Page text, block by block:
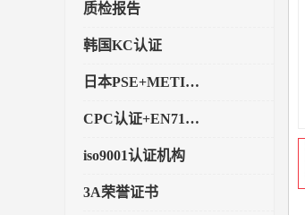
质检报告
韩国KC认证
日本PSE+METI备案
CPC认证+EN71玩具认证
iso9001认证机构
3A荣誉证书